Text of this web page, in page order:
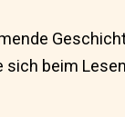
sich beim